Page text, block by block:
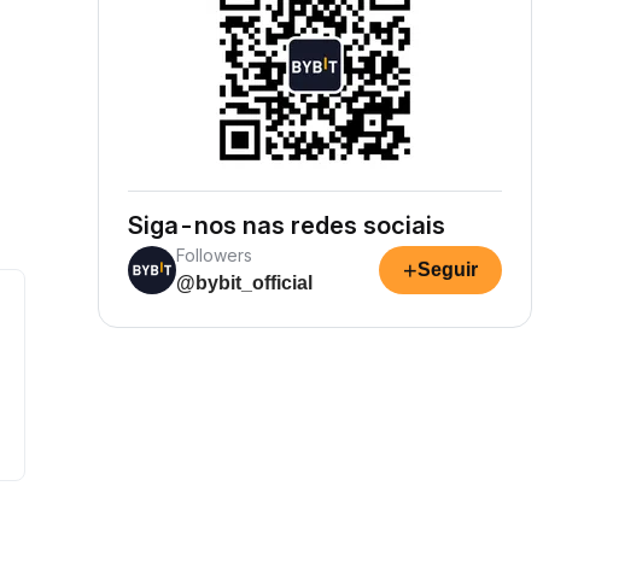
Siga-nos nas redes sociais
Followers
@bybit_official
+Seguir